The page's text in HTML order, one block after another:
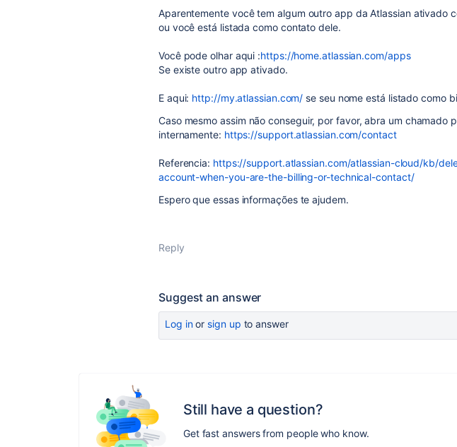
Aparentemente você tem algum outro app da Atlassian ativado
ou você está listada como contato dele.
Você pode olhar aqui :https://home.atlassian.com/apps
Se existe outro app ativado.
E aqui: http://my.atlassian.com/ se seu nome está listado como
Caso mesmo assim não conseguir, por favor, abra um chamado
internamente: https://support.atlassian.com/contact
Referencia: https://support.atlassian.com/atlassian-cloud/kb/
account-when-you-are-the-billing-or-technical-contact/
Espero que essas informações te ajudem.
Reply
Suggest an answer
Log inor sign up to answer
Still have a question?
Get fast answers from people who know.